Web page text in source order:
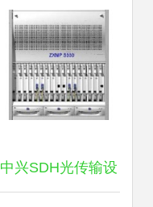
中兴SDH光传输设